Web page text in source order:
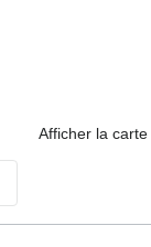
Afficher la carte